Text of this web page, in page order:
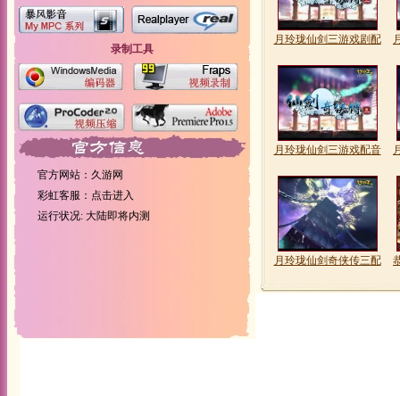
录制工具
官方网站：久游网
彩虹客服： 点击进入
运行状况: 大陆即将内测
月玲珑仙剑三游戏剧配
月玲珑仙剑三游戏配音
月玲珑仙剑奇侠传三配